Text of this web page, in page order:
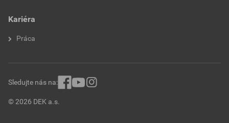
Kariéra
Práca
© 2026 DEK a.s.
Sledujte nás na: